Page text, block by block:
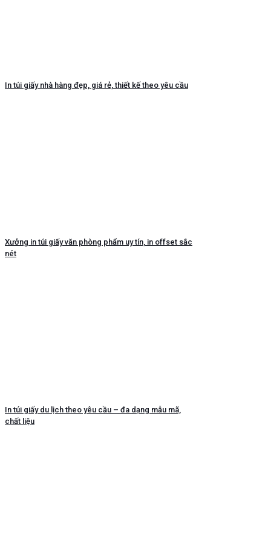
In túi giấy nhà hàng đẹp, giá rẻ, thiết kế theo yêu cầu
Xưởng in túi giấy văn phòng phẩm uy tín, in offset sắc
nét
In túi giấy du lịch theo yêu cầu – đa dạng mẫu mã,
chất liệu